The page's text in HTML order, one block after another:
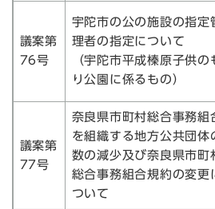
議案第
76号
宇陀市の公の施設の指定
理者の指定について
（宇陀市平成榛原子供の
り公園に係るもの）
議案第
77号
奈良県市町村総合事務組
を組織する地方公共団体
数の減少及び奈良県市町
総合事務組合規約の変更
ついて